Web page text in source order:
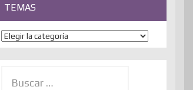
TEMAS
Temas